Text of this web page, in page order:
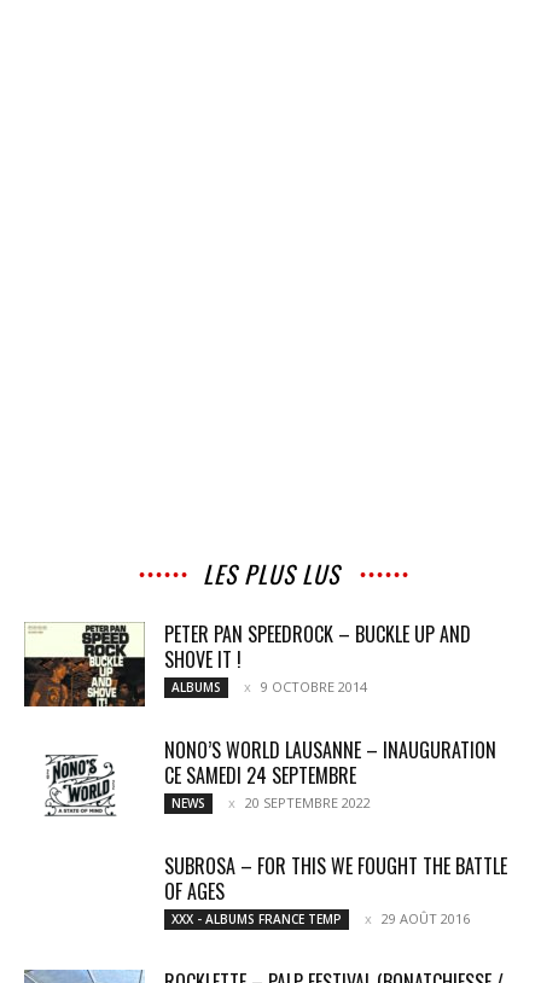
LES PLUS LUS
PETER PAN SPEEDROCK – BUCKLE UP AND
SHOVE IT !
ALBUMS 9 OCTOBRE 2014
NONO’S WORLD LAUSANNE – INAUGURATION
CE SAMEDI 24 SEPTEMBRE
NEWS 20 SEPTEMBRE 2022
SUBROSA – FOR THIS WE FOUGHT THE BATTLE
OF AGES
XXX - ALBUMS FRANCE TEMP 29 AOÛT 2016